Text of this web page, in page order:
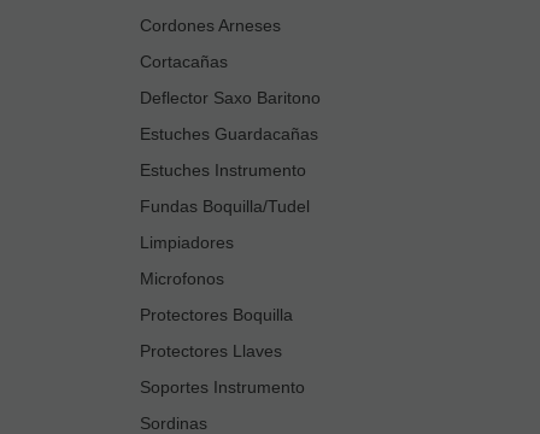
Cordones Arneses
Cortacañas
Deflector Saxo Baritono
Estuches Guardacañas
Estuches Instrumento
Fundas Boquilla/Tudel
Limpiadores
Microfonos
Protectores Boquilla
Protectores Llaves
Soportes Instrumento
Sordinas